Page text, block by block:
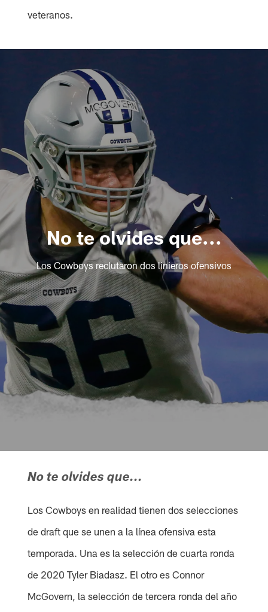
veteranos.
No te olvides que...
Los Cowboys reclutaron dos linieros ofensivos
No te olvides que...
Los Cowboys en realidad tienen dos selecciones
de draft que se unen a la línea ofensiva esta
temporada. Una es la selección de cuarta ronda
de 2020 Tyler Biadasz. El otro es Connor
McGovern, la selección de tercera ronda del año